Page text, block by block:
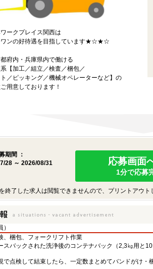
クプレイス関西は
ワンの好待遇を目指しています★☆★☆
府内・兵庫県内で働ける
【加工／組立／検査／梱包／
／ピッキング／機械オペレーターなど】の
用意しております！
期間 ：
28 ～ 2026/08/31
応募画面
1分で応募
終了した求人は閲覧できませんので、プリントアウト
、梱包、フォークリフト作業
スバックされた洗浄後のコンテナバック（2,3㎏用と
で点検して結束したら、一定数まとめてバンドがけ・